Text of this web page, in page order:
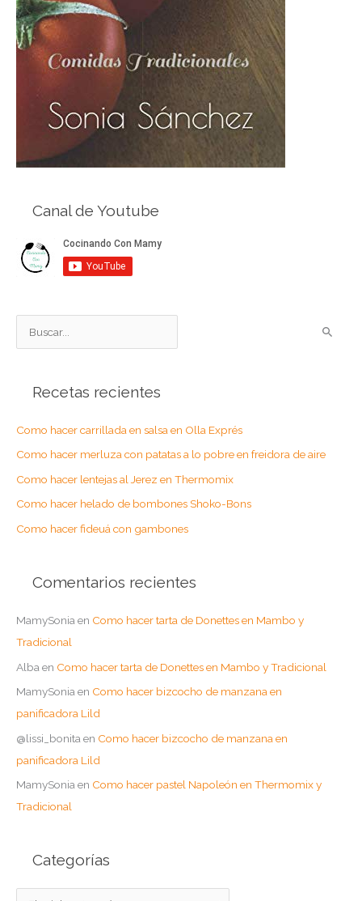
Canal de Youtube
u
r
p
o
r
Recetas recientes
Como hacer carrillada en salsa en Olla Exprés
Como hacer merluza con patatas a lo pobre en freidora de aire
Como hacer lentejas al Jerez en Thermomix
Como hacer helado de bombones Shoko-Bons
Como hacer fideuá con gambones
Comentarios recientes
MamySoniaen Como hacer tarta de Donettes en Mambo y
Tradicional
Alba en Como hacer tarta de Donettes en Mambo y Tradicional
MamySonia en Como hacer bizcocho de manzana en
panificadora Lild
@lissi_bonita en Como hacer bizcocho de manzana en
panificadora Lild
MamySonia en Como hacer pastel Napoleón en Thermomix y
Tradicional
Categorías